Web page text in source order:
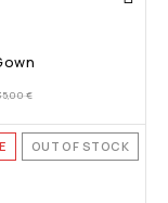
€
OUT OF STOCK